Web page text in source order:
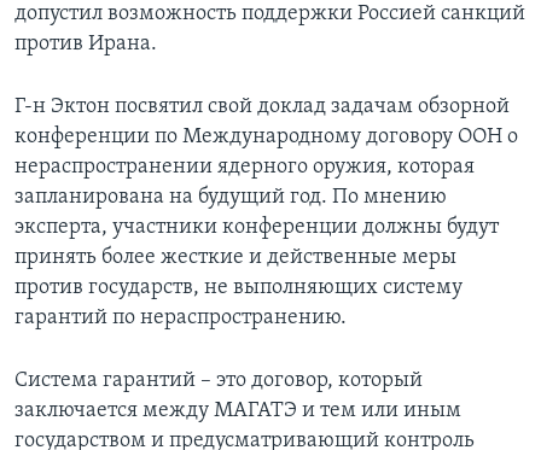
допустил возможность поддержки Россией санкций
против Ирана.
Г-н Эктон посвятил свой доклад задачам обзорной
конференции по Международному договору ООН о
нераспространении ядерного оружия, которая
запланирована на будущий год. По мнению
эксперта, участники конференции должны будут
принять более жесткие и действенные меры
против государств, не выполняющих систему
гарантий по нераспространению.
Система гарантий – это договор, который
заключается между МАГАТЭ и тем или иным
государством и предусматривающий контроль